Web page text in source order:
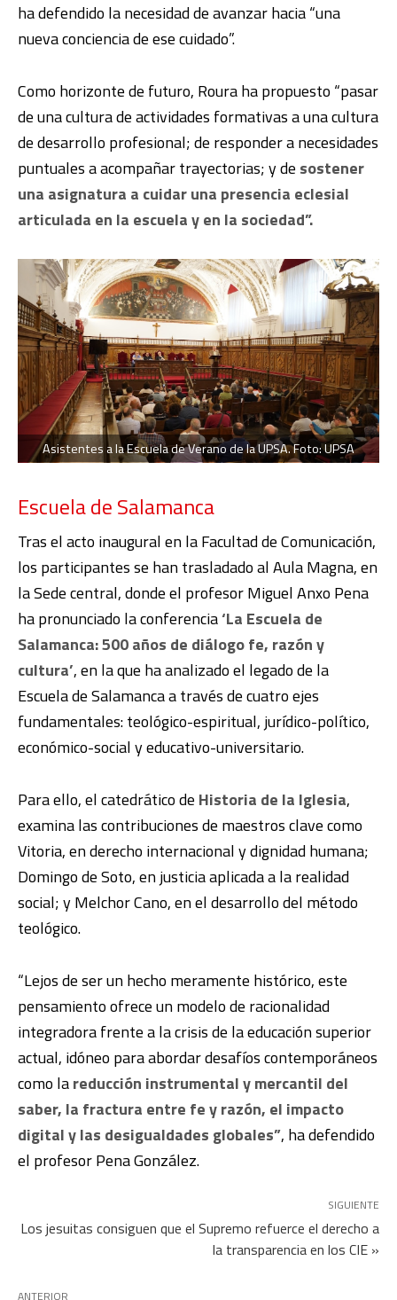
ha defendido la necesidad de avanzar hacia “una
nueva conciencia de ese cuidado”.
Como horizonte de futuro, Roura ha propuesto “pasar
de una cultura de actividades formativas a una cultura
de desarrollo profesional; de responder a necesidades
puntuales a acompañar trayectorias; y de sostener
una asignatura a cuidar una presencia eclesial
articulada en la escuela y en la sociedad”.
Asistentes a la Escuela de Verano de la UPSA. Foto: UPSA
Escuela de Salamanca
Tras el acto inaugural en la Facultad de Comunicación,
los participantes se han trasladado al Aula Magna, en
la Sede central, donde el profesor Miguel Anxo Pena
ha pronunciado la conferencia‘La Escuela de
Salamanca: 500 años de diálogo fe, razón y
cultura’, en la que ha analizado el legado de la
Escuela de Salamanca a través de cuatro ejes
fundamentales: teológico-espiritual, jurídico-político,
económico-social y educativo-universitario.
Para ello, el catedrático de Historia de la Iglesia,
examina las contribuciones de maestros clave como
Vitoria, en derecho internacional y dignidad humana;
Domingo de Soto, en justicia aplicada a la realidad
social; y Melchor Cano, en el desarrollo del método
teológico.
“Lejos de ser un hecho meramente histórico, este
pensamiento ofrece un modelo de racionalidad
integradora frente a la crisis de la educación superior
actual, idóneo para abordar desafíos contemporáneos
como lareducción instrumental y mercantil del
saber, la fractura entre fe y razón, el impacto
digital y las desigualdades globales”, ha defendido
el profesor Pena González.
SIGUIENTE
Los jesuitas consiguen que el Supremo refuerce el derecho a
la transparencia en los CIE »
ANTERIOR